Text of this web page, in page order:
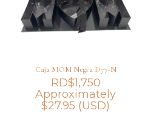
Caja MOM Negra D77-N
RD$1,750
Approximately
$27.95 (USD)